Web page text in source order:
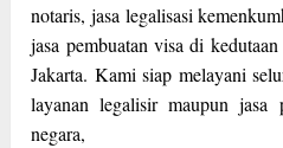
notaris, jasa legalisasi
jasa pembuatan visa di
Jakarta. Kami siap melayani
layanan legalisir maupun jasa
negara,